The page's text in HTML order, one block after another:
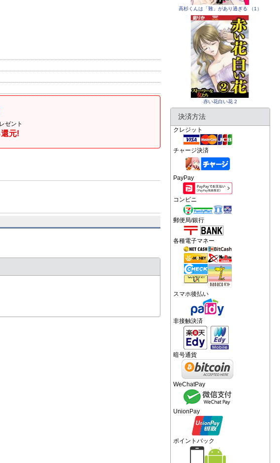
ゼント
元!
高杉くんは「難」があり過ぎる （1）
赤い花白い花 2
決済方法
クレジット
チャージ決済
PayPay
コンビニ
郵便局/銀行
各種電子マネー
スマホ後払い
非接触決済
暗号通貨
WeChatPay
UnionPay
ポイントバック